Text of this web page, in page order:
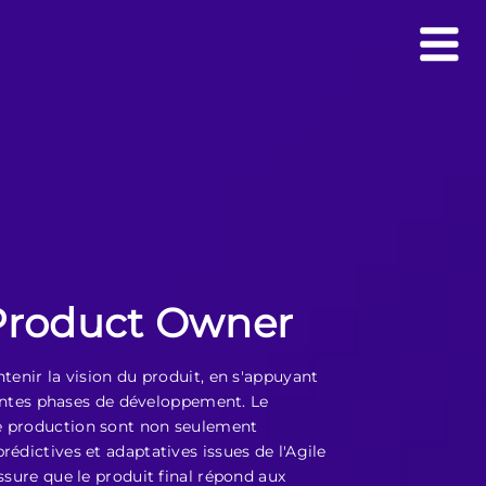
Owner
la vision du produit, en s'appuyant
phases de développement. Le
production sont non seulement
et adaptatives issues de l'Agile
que le produit final répond aux